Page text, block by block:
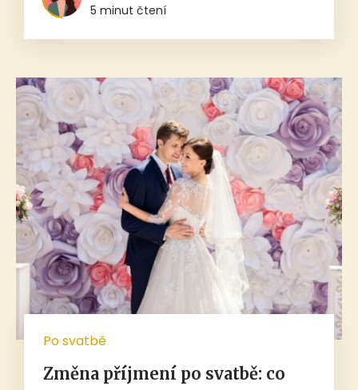
5 minut čtení
Po svatbě
Změna příjmení po svatbě: co